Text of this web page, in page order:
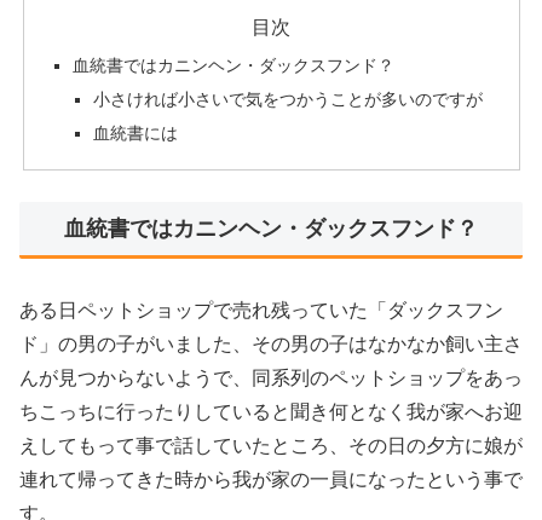
目次
血統書ではカニンヘン・ダックスフンド？
小さければ小さいで気をつかうことが多いのですが
血統書には
血統書ではカニンヘン・ダックスフンド？
ある日ペットショップで売れ残っていた「ダックスフン
ド」の男の子がいました、その男の子はなかなか飼い主さ
んが見つからないようで、同系列のペットショップをあっ
ちこっちに行ったりしていると聞き何となく我が家へお迎
えしてもって事で話していたところ、その日の夕方に娘が
連れて帰ってきた時から我が家の一員になったという事で
す。